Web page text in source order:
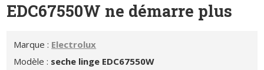
EDC67550W ne démarre plus
Marque : Electrolux
Modèle : seche linge EDC67550W